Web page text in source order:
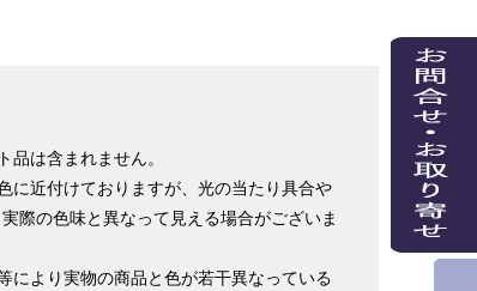
は含まれません。
に近付けておりますが、光の当たり具合や
際の色味と異なって見える場合がございま
により実物の商品と色が若干異なっている